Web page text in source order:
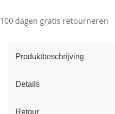
100 dagen gratis retourneren
Produktbeschrijving
Details
Retour